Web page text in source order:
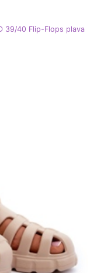
39/40 Flip-Flops plava